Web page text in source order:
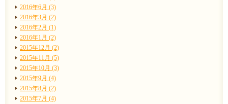
2016年6月 (3)
2016年3月 (2)
2016年2月 (1)
2016年1月 (2)
2015年12月 (2)
2015年11月 (5)
2015年10月 (3)
2015年9月 (4)
2015年8月 (2)
2015年7月 (4)